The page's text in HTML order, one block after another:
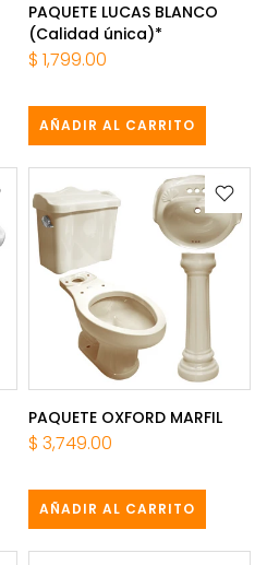
PAQUETE LUCAS BLANCO
(Calidad única)*
$ 1,799.00
AÑADIR AL CARRITO
PAQUETE OXFORD MARFIL
$ 3,749.00
AÑADIR AL CARRITO